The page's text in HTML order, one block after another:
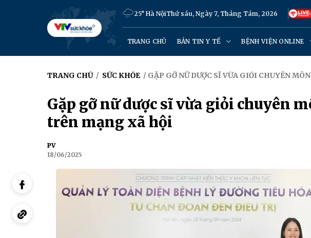
25° Hà NộiThứ sáu, Ngày 7, Tháng Tám, 2026
TRANG CHỦ BẢN TIN Y TẾ BỆNH VIỆN ONLINE
TRANG CHỦ / SỨC KHỎE / GẶP GỠ NỮ DƯỢC SĨ VỪA GIỎI CHUYÊN
Gặp gỡ nữ dược sĩ vừa giỏi chuyên
trên mạng xã hội
PV
18/06/2025